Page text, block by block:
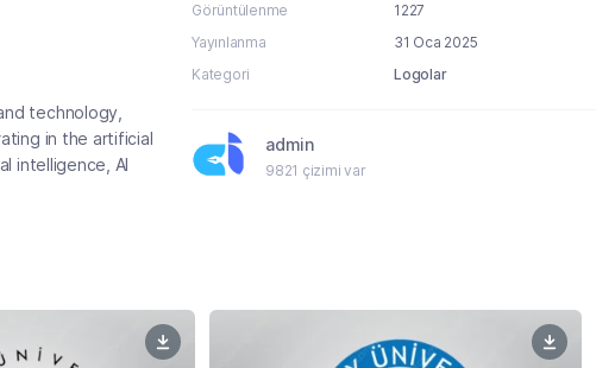
technology,
in the artificial
intelligence, AI
Görüntülenme
1227
Yayınlanma
31 Oca 2025
Kategori
Logolar
admin
9821 çizimi var